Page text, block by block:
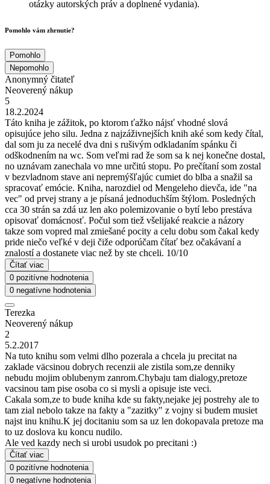
otázky autorských práv a doplnené vydania).
Pomohlo vám zhrnutie?
Pomohlo
Nepomohlo
Anonymný čitateľ
Neoverený nákup
5
18.2.2024
Táto kniha je zážitok, po ktorom ťažko nájsť vhodné slová
opisujúce jeho silu. Jedna z najzáživnejších knih aké som kedy čítal,
dal som ju za necelé dva dni s rušivým odkladaním spánku či
odškodnením na wc. Som veľmi rad že som sa k nej konečne dostal,
no uznávam zanechala vo mne určitú stopu. Po prečítaní som zostal
v bezvladnom stave ani nepremýšľajúc cumiet do blba a snažil sa
spracovať emócie. Kniha, narozdiel od Mengeleho dievča, ide "na
vec" od prvej strany a je písaná jednoduchším štýlom. Posledných
cca 30 strán sa zdá uz len ako polemizovanie o bytí lebo prestáva
opisovať domácnosť. Počul som tiež všelijaké reakcie a názory
takze som vopred mal zmiešané pocity a celu dobu som čakal kedy
pride niečo veľké v deji čiže odporúčam čítať bez očakávaní a
znalostí a dostanete viac než by ste chceli. 10/10
Čítať viac
0 pozitívne hodnotenia
0 negatívne hodnotenia
Terezka
Neoverený nákup
2
5.2.2017
Na tuto knihu som velmi dlho pozerala a chcela ju precitat na
zaklade väcsinou dobrych recenzii ale zistila som,ze denniky
nebudu mojim oblubenym zanrom.Chybaju tam dialogy,pretoze
vacsinou tam pise osoba co si mysli a opisuje iste veci.
Cakala som,ze to bude kniha kde su fakty,nejake jej postrehy ale to
tam zial nebolo takze na fakty a "zazitky" z vojny si budem musiet
najst inu knihu.K jej docitaniu som sa uz len dokopavala pretoze ma
to uz doslova ku koncu nudilo.
Ale ved kazdy nech si urobi usudok po precitani :)
Čítať viac
0 pozitívne hodnotenia
0 negatívne hodnotenia